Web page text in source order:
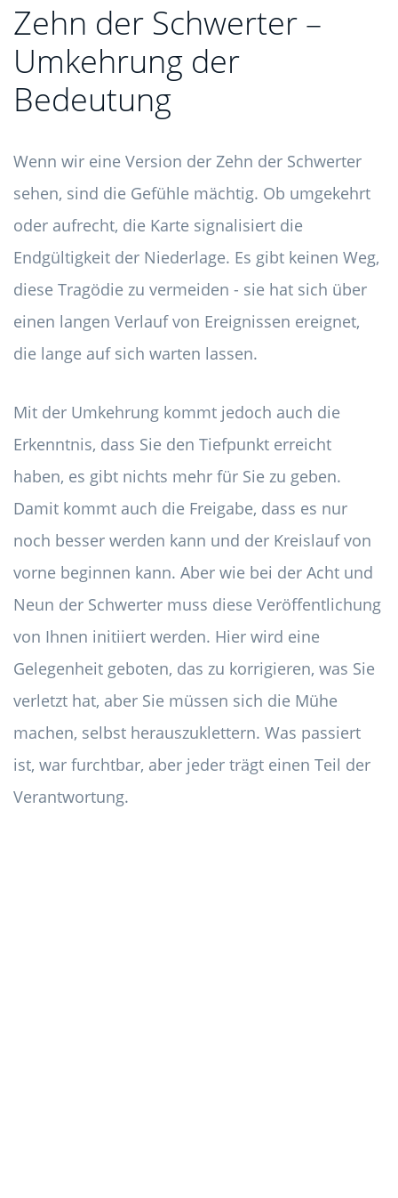
Zehn der Schwerter –
Umkehrung der
Bedeutung
Wenn wir eine Version der Zehn der Schwerter
sehen, sind die Gefühle mächtig. Ob umgekehrt
oder aufrecht, die Karte signalisiert die
Endgültigkeit der Niederlage. Es gibt keinen Weg,
diese Tragödie zu vermeiden - sie hat sich über
einen langen Verlauf von Ereignissen ereignet,
die lange auf sich warten lassen.
Mit der Umkehrung kommt jedoch auch die
Erkenntnis, dass Sie den Tiefpunkt erreicht
haben, es gibt nichts mehr für Sie zu geben.
Damit kommt auch die Freigabe, dass es nur
noch besser werden kann und der Kreislauf von
vorne beginnen kann. Aber wie bei der Acht und
Neun der Schwerter muss diese Veröffentlichung
von Ihnen initiiert werden. Hier wird eine
Gelegenheit geboten, das zu korrigieren, was Sie
verletzt hat, aber Sie müssen sich die Mühe
machen, selbst herauszuklettern. Was passiert
ist, war furchtbar, aber jeder trägt einen Teil der
Verantwortung.